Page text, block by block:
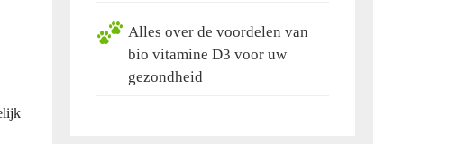
Alles over de voordelen van
bio vitamine D3 voor uw
gezondheid